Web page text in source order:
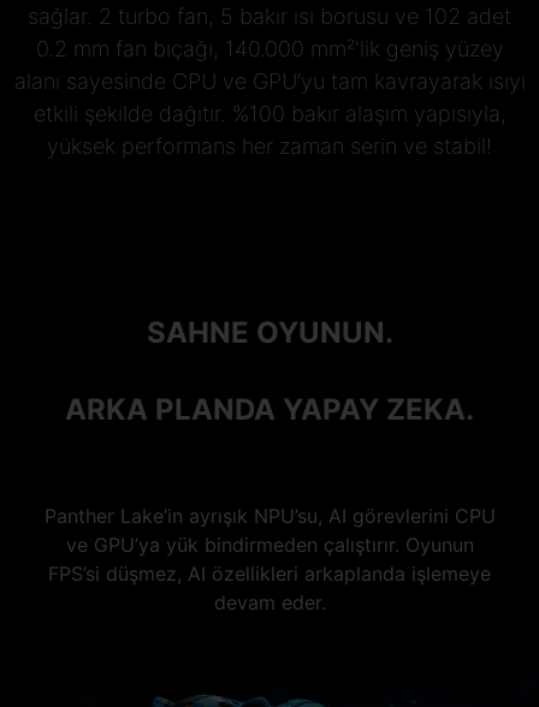
sağlar. 2 turbo fan, 5 bakır ısı borusu ve 102 adet
0.2 mm fan bıçağı, 140.000 mm²'lik geniş yüzey
alanı sayesinde CPU ve GPU’yu tam kavrayarak ısıyı
etkili şekilde dağıtır. %100 bakır alaşım yapısıyla,
yüksek performans her zaman serin ve stabil!
SAHNE OYUNUN.
ARKA PLANDA YAPAY ZEKA.
Panther Lake’in ayrışık NPU’su, AI görevlerini CPU
ve GPU’ya yük bindirmeden çalıştırır. Oyunun
FPS’si düşmez, AI özellikleri arkaplanda işlemeye
devam eder.